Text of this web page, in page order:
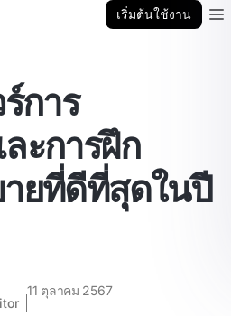
เริ่มต้นใช้งาน
การ
ะการฝึก
ยที่ดีที่สุดในปี
11 ตุลาคม 2567